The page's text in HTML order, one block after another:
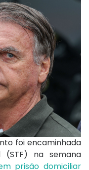
foi encaminhada
(STF) na semana
prisão domiciliar